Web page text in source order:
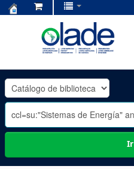
OLADE
-
Ir